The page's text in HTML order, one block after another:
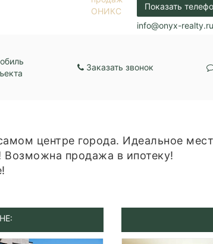
Показать
info@onyx-realty.ru
Заказать звонок
центре города. Идеальное
Возможна продажа в ипотеку!